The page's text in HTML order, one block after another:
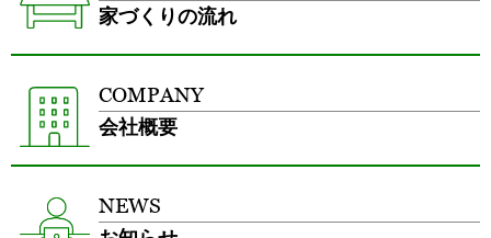
家づくりの流れ
COMPANY
会社概要
NEWS